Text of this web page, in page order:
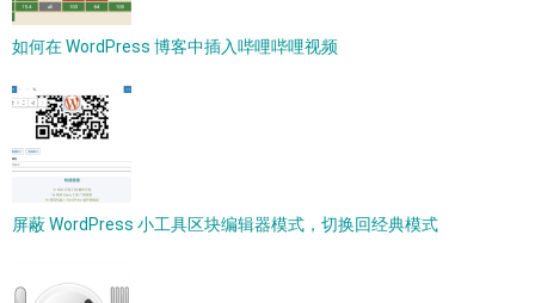
如何在 WordPress 博客中插入哔哩哔哩视频
屏蔽 WordPress 小工具区块编辑器模式，切换回经典模式